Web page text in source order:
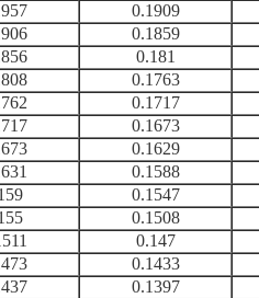
0.1909
0.1859
0.181
0.1763
0.1717
0.1673
0.1629
0.1588
0.1547
0.1508
0.147
0.1433
0.1397